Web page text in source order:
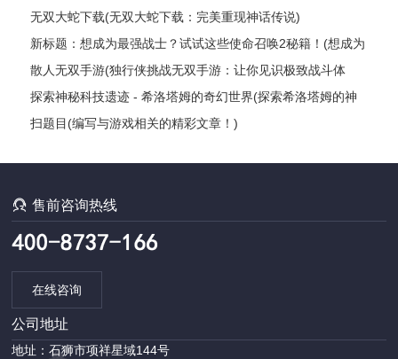
无双大蛇下载(无双大蛇下载：完美重现神话传说)
新标题：想成为最强战士？试试这些使命召唤2秘籍！(想成为
最强战士？这些使命召唤2秘籍绝对让你雄霸战场！)
散人无双手游(独行侠挑战无双手游：让你见识极致战斗体
验！)
探索神秘科技遗迹 - 希洛塔姆的奇幻世界(探索希洛塔姆的神
秘科技遗迹：一场奇幻之旅)
扫题目(编写与游戏相关的精彩文章！)
售前咨询热线
在线咨询
公司地址
地址：石狮市项祥星域144号